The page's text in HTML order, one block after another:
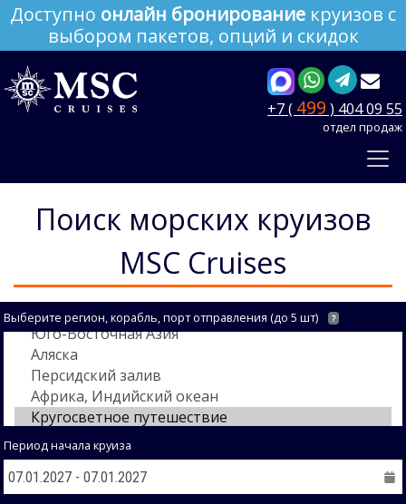
Доступно онлайн бронирование круизов с
выбором пакетов, опций и скидок
+7 ( 499 ) 404 09 55
отдел продаж
Поиск морских круизов
MSC Cruises
Выберите регион, корабль, порт отправления (до 5 шт) ?
Период начала круиза